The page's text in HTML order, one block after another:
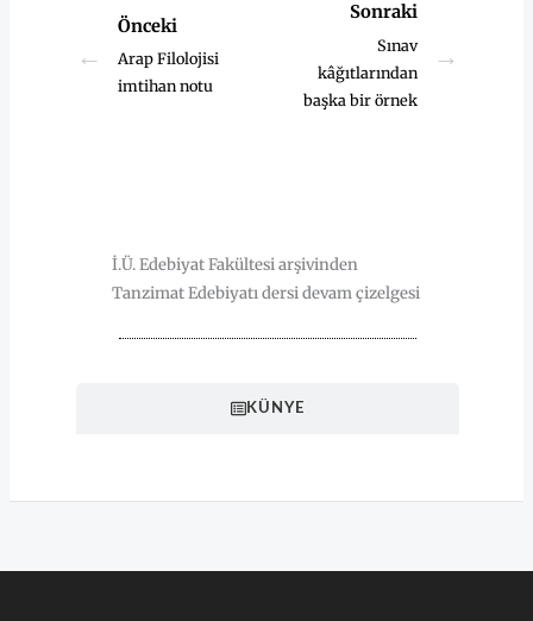
←
Önceki
Arap Filolojisi
imtihan notu
Sonraki
Sınav
kâğıtlarından
başka bir örnek
→
KÜNYE
İ.Ü. Edebiyat Fakültesi arşivinden
Tanzimat Edebiyatı dersi devam çizelgesi